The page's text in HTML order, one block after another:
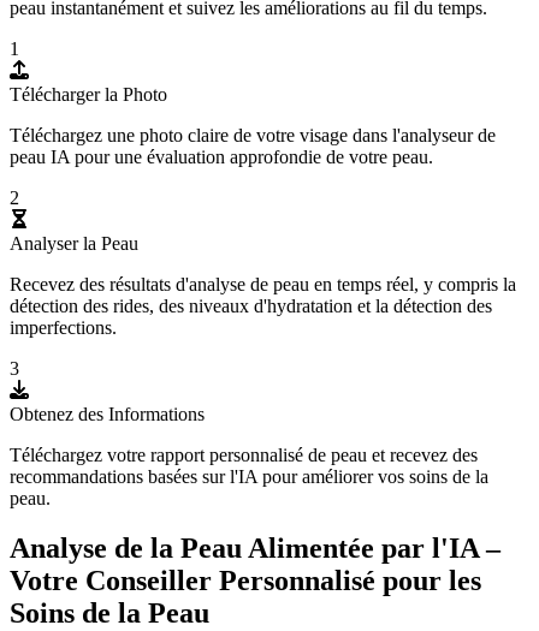
peau instantanément et suivez les améliorations au fil du temps.
1
Télécharger la Photo
Téléchargez une photo claire de votre visage dans l'analyseur de
peau IA pour une évaluation approfondie de votre peau.
2
Analyser la Peau
Recevez des résultats d'analyse de peau en temps réel, y compris la
détection des rides, des niveaux d'hydratation et la détection des
imperfections.
3
Obtenez des Informations
Téléchargez votre rapport personnalisé de peau et recevez des
recommandations basées sur l'IA pour améliorer vos soins de la
peau.
Analyse de la Peau Alimentée par l'IA –
Votre Conseiller Personnalisé pour les
Soins de la Peau